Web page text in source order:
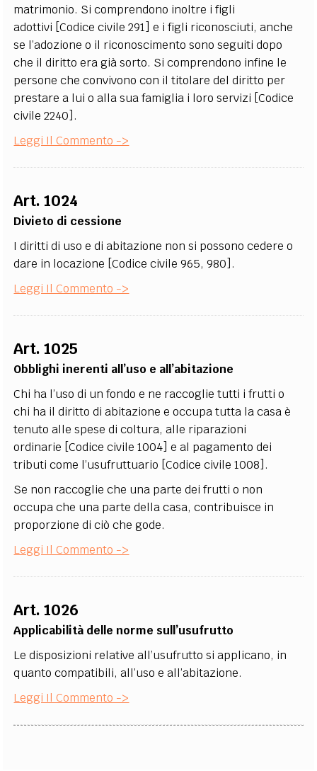
matrimonio. Si comprendono inoltre i figli
adottivi [Codice civile 291] e i figli riconosciuti, anche
se l’adozione o il riconoscimento sono seguiti dopo
che il diritto era già sorto. Si comprendono infine le
persone che convivono con il titolare del diritto per
prestare a lui o alla sua famiglia i loro servizi [Codice
civile 2240].
Leggi Il Commento ->
Art. 1024
Divieto di cessione
I diritti di uso e di abitazione non si possono cedere o
dare in locazione [Codice civile 965, 980].
Leggi Il Commento ->
Art. 1025
Obblighi inerenti all’uso e all’abitazione
Chi ha l’uso di un fondo e ne raccoglie tutti i frutti o
chi ha il diritto di abitazione e occupa tutta la casa è
tenuto alle spese di coltura, alle riparazioni
ordinarie [Codice civile 1004] e al pagamento dei
tributi come l’usufruttuario [Codice civile 1008].
Se non raccoglie che una parte dei frutti o non
occupa che una parte della casa, contribuisce in
proporzione di ciò che gode.
Leggi Il Commento ->
Art. 1026
Applicabilità delle norme sull’usufrutto
Le disposizioni relative all’usufrutto si applicano, in
quanto compatibili, all’uso e all’abitazione.
Leggi Il Commento ->